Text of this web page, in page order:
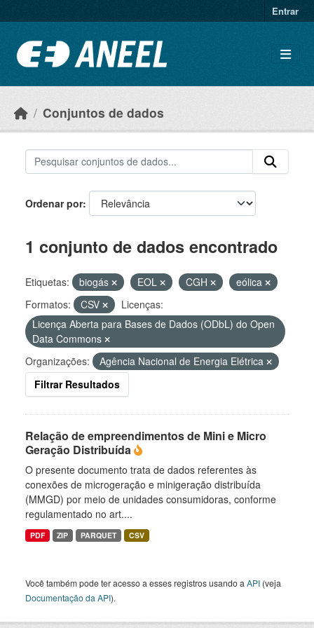
Entrar
Conjuntos de dados
Ordenar por
1 conjunto de dados encontrado
Etiquetas: biogás EOL CGH
eólica
Formatos:
CSV
Licenças:
Licença Aberta para Bases de Dados (ODbL) do Open
Data Commons
Organizações:
Agência Nacional de Energia Elétrica
Filtrar Resultados
Relação de empreendimentos de Mini e Micro
Geração Distribuída
O presente documento trata de dados referentes às
conexões de microgeração e minigeração distribuída
(MMGD) por meio de unidades consumidoras, conforme
regulamentado no art....
PDF ZIP PARQUET CSV
Você também pode ter acesso a esses registros usando a API (veja
Documentação da API).